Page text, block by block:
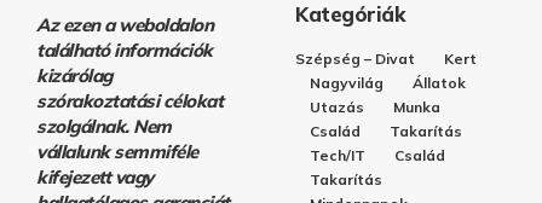
Az ezen a weboldalon
található információk
kizárólag
szórakoztatási célokat
szolgálnak. Nem
vállalunk semmiféle
kifejezett vagy
Kategóriák
Szépség – Divat
Kert
Nagyvilág
Állatok
Utazás
Munka
Család
Takarítás
Tech/IT
Család
Takarítás